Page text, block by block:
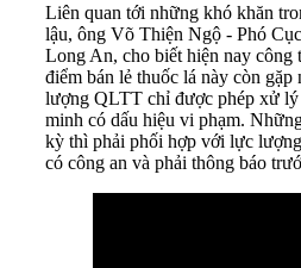
Liên quan tới những khó khăn
lậu, ông Võ Thiện Ngộ - Phó
Long An, cho biết hiện nay công
điểm bán lẻ thuốc lá này còn
lượng QLTT chỉ được phép xử
minh có dấu hiệu vi phạm.
kỳ thì phải phối hợp với lực
có công an và phải thông báo